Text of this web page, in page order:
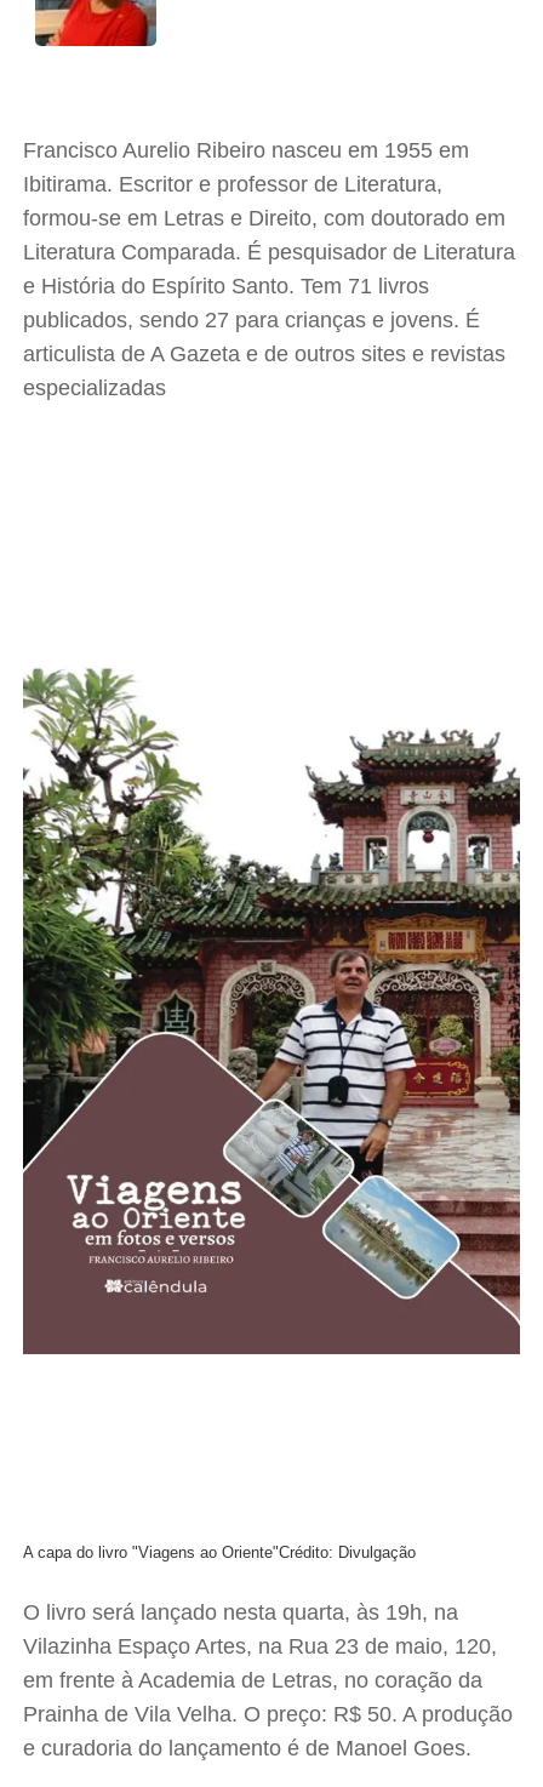
Francisco Aurelio Ribeiro nasceu em 1955 em
Ibitirama. Escritor e professor de Literatura,
formou-se em Letras e Direito, com doutorado em
Literatura Comparada. É pesquisador de Literatura
e História do Espírito Santo. Tem 71 livros
publicados, sendo 27 para crianças e jovens. É
articulista de A Gazeta e de outros sites e revistas
especializadas
A capa do livro "Viagens ao Oriente"Crédito: Divulgação
O livro será lançado nesta quarta, às 19h, na
Vilazinha Espaço Artes, na Rua 23 de maio, 120,
em frente à Academia de Letras, no coração da
Prainha de Vila Velha. O preço: R$ 50. A produção
e curadoria do lançamento é de Manoel Goes.